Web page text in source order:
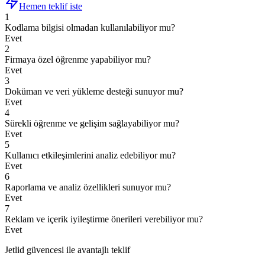
Hemen teklif iste
1
Kodlama bilgisi olmadan kullanılabiliyor mu?
Evet
2
Firmaya özel öğrenme yapabiliyor mu?
Evet
3
Doküman ve veri yükleme desteği sunuyor mu?
Evet
4
Sürekli öğrenme ve gelişim sağlayabiliyor mu?
Evet
5
Kullanıcı etkileşimlerini analiz edebiliyor mu?
Evet
6
Raporlama ve analiz özellikleri sunuyor mu?
Evet
7
Reklam ve içerik iyileştirme önerileri verebiliyor mu?
Evet
Jetlid güvencesi ile avantajlı teklif